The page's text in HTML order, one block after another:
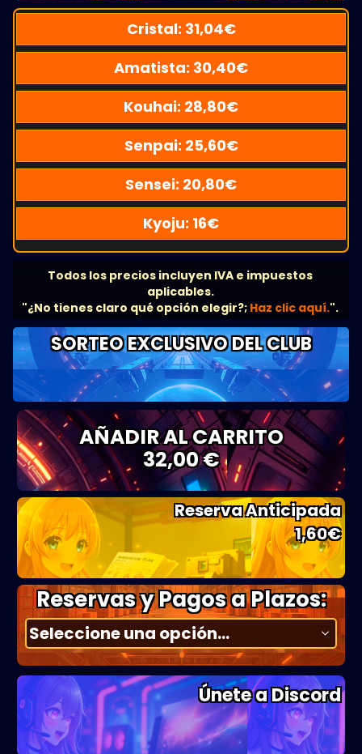
Cristal: 31,04€
Amatista: 30,40€
Kouhai: 28,80€
Senpai: 25,60€
Sensei: 20,80€
Kyoju: 16€
Todos los precios incluyen IVA e impuestos
aplicables.
"¿No tienes claro qué opción elegir?; Haz clic aquí.".
SORTEO EXCLUSIVO DEL CLUB
AÑADIR AL CARRITO
32,00 €
Reserva Anticipada
1,60€
Reservas y Pagos a Plazos:
Únete a Discord